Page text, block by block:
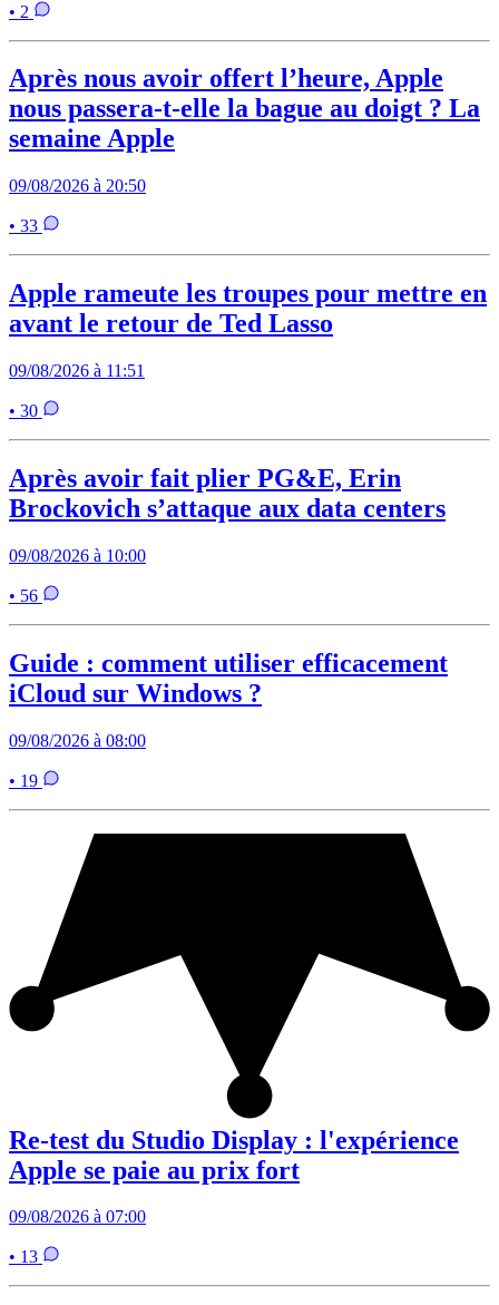
• 2
Après nous avoir offert l’heure, Apple
nous passera-t-elle la bague au doigt ? La
semaine Apple
09/08/2026 à 20:50
• 33
Apple rameute les troupes pour mettre en
avant le retour de Ted Lasso
09/08/2026 à 11:51
• 30
Après avoir fait plier PG&E, Erin
Brockovich s’attaque aux data centers
09/08/2026 à 10:00
• 56
Guide : comment utiliser efficacement
iCloud sur Windows ?
09/08/2026 à 08:00
• 19
Re-test du Studio Display : l'expérience
Apple se paie au prix fort
09/08/2026 à 07:00
• 13